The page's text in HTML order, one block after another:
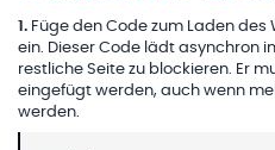
1 . Füge den Code zum Laden
ein. Dieser Code lädt asynchron
restliche Seite zu blockieren. Er
eingefügt werden, auch wenn
werden.